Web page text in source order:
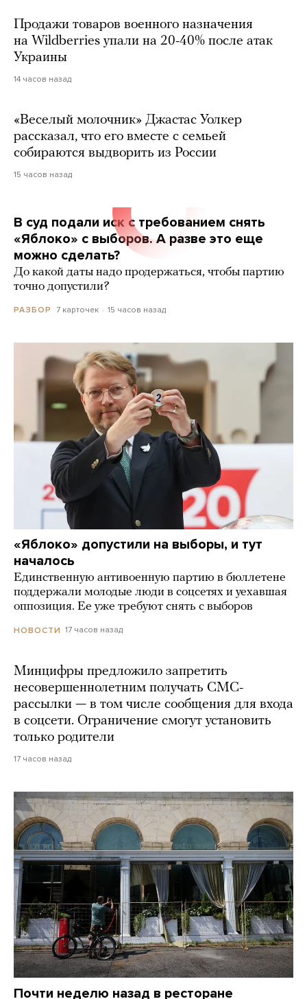
Продажи товаров военного назначения
на Wildberries упали на 20-40% после атак
Украины
14 часов назад
«Веселый молочник» Джастас Уолкер
рассказал, что его вместе с семьей
собираются выдворить из России
15 часов назад
В суд подали иск с требованием снять
«Яблоко» с выборов. А разве это еще
можно сделать?
До какой даты надо продержаться, чтобы партию
точно допустили?
РАЗБОР 7 карточек 15 часов назад
«Яблоко» допустили на выборы, и тут
началось
Единственную антивоенную партию в бюллетене
поддержали молодые люди в соцсетях и уехавшая
оппозиция. Ее уже требуют снять с выборов
НОВОСТИ 17 часов назад
Минцифры предложило запретить
несовершеннолетним получать СМС-
рассылки — в том числе сообщения для входа
в соцсети. Ограничение смогут установить
только родители
17 часов назад
Почти неделю назад в ресторане